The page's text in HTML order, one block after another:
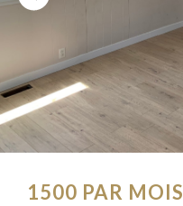
1500 PAR MOIS